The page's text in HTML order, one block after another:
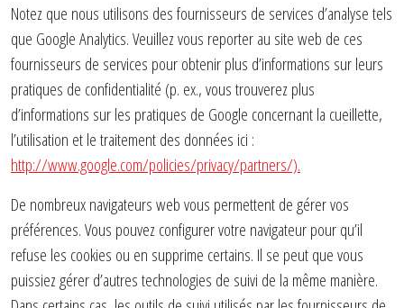
Notez que nous utilisons des fournisseurs de services d’analyse tels
que Google Analytics. Veuillez vous reporter au site web de ces
fournisseurs de services pour obtenir plus d’informations sur leurs
pratiques de confidentialité (p. ex., vous trouverez plus
d’informations sur les pratiques de Google concernant la cueillette,
l’utilisation et le traitement des données ici :
http://www.google.com/policies/privacy/partners/).
De nombreux navigateurs web vous permettent de gérer vos
préférences. Vous pouvez configurer votre navigateur pour qu’il
refuse les cookies ou en supprime certains. Il se peut que vous
puissiez gérer d’autres technologies de suivi de la même manière.